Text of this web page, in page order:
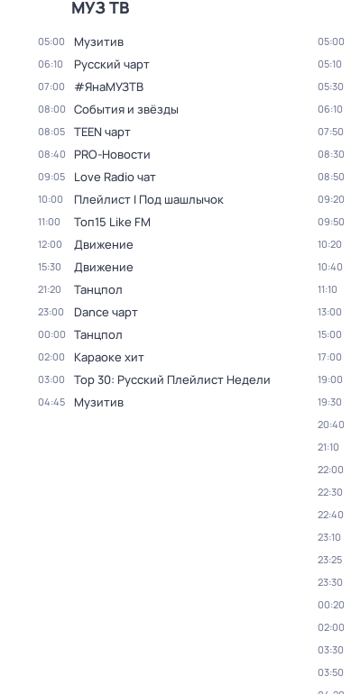
МУЗ ТВ
05:00 Музитив
06:10 Русский чарт
07:00 #ЯнаMУЗТB
08:00 События и звёзды
08:05 TEEN чарт
08:40 PRO-Новости
09:05 Love Radio чат
10:00 Плейлист I Под шашлычок
11:00 Топ15 Like FM
12:00 Движение
15:30 Движение
21:20 Танцпол
23:00 Dance чарт
00:00 Танцпол
02:00 Караоке хит
03:00 Top 30: Русский Плейлист Недели
04:45 Музитив
05:00
05:10
05:30
06:10
07:50
08:30
08:50
09:20
09:50
10:20
10:40
11:10
13:00
15:00
17:00
19:00
19:30
20:40
21:10
22:00
22:30
22:40
23:10
23:25
23:30
00:20
02:00
03:30
03:50